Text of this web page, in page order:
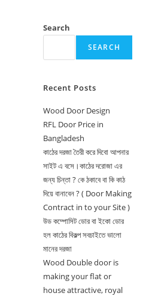
Search
SEARCH
Recent Posts
Wood Door Design
RFL Door Price in
Bangladesh
কাঠের দরজা তৈরী করে দিবো আপনার
সাইট এ বসে।কাঠের দরোজা এর
জন্য চিন্তা ? কে ঠকাবে বা কি কাঠ
দিয়ে বানাবেন ? ( Door Making
Contract in to your Site )
উড কম্পোসিট ডোর বা ইকো ডোর
হল কাঠের বিকল্প সবচাইতে ভালো
মানের দরজা
Wood Double door is
making your flat or
house attractive, royal